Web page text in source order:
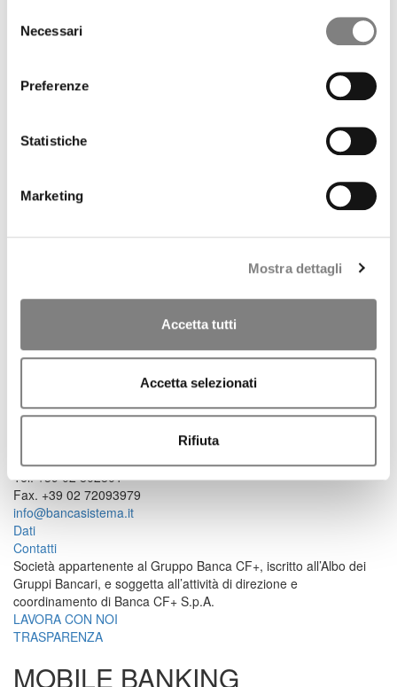
delNecessari
Preferenze
Statistiche
Marketing
Mostra dettagli
Accetta tutti
Accetta selezionati
Rifiuta
PROCEDURA IN MATERIA DI MARKET ABUSE
CONTATTI
Azionisti
Azionista
% sul capitale votante
14,33%
14,33%
80.421.052 100%
Consob / Comunicato del 15 Giugno 2026 di Banca CF+ S.p.A
Ultimo aggiornamento:
Largo Augusto 1/A, ang. via Verziere 13 - 20122 Milano
Tel. +39 02 802801
Fax. +39 02 72093979
info@bancasistema.it
Dati
Contatti
Società appartenente al Gruppo Banca CF+, iscritto all’Albo dei
Gruppi Bancari, e soggetta all’attività di direzione e
coordinamento di Banca CF+ S.p.A.
LAVORA CON NOI
TRASPARENZA
MOBILE BANKING